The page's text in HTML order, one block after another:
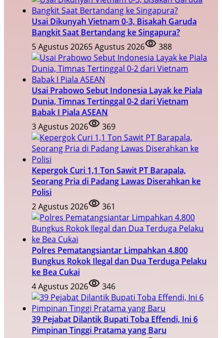
Usai Dikunyah Vietnam 0-3, Bisakah Garuda
Bangkit Saat Bertandang ke Singapura?
5 Agustus 20265 Agustus 2026 388
Usai Prabowo Sebut Indonesia Layak ke Piala
Dunia, Timnas Tertinggal 0-2 dari Vietnam
Babak I Piala ASEAN
3 Agustus 2026
369
Kepergok Curi 1,1 Ton Sawit PT Barapala,
Seorang Pria di Padang Lawas Diserahkan ke
Polisi
2 Agustus 2026
361
Polres Pematangsiantar Limpahkan 4.800
Bungkus Rokok Ilegal dan Dua Terduga Pelaku
ke Bea Cukai
4 Agustus 2026
346
39 Pejabat Dilantik Bupati Toba Effendi, Ini 6
Pimpinan Tinggi Pratama yang Baru